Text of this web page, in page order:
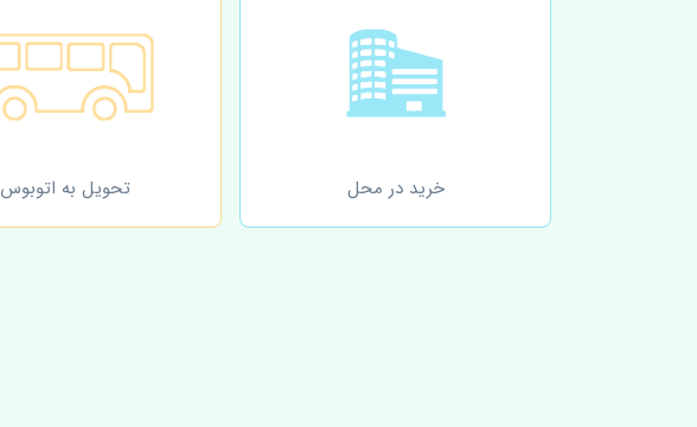
خرید در محل تحویل به اتوبوس